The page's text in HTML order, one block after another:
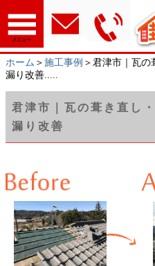
メニュー
ホーム ＞ 施工事例 ＞君津市｜瓦
漏り改善.....
君津市｜瓦の葺き直し
漏り改善